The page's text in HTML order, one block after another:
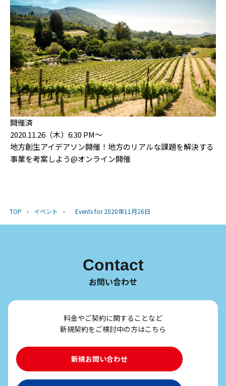
開催済
2020.11.26（木）6:30 PM〜
地方創生アイデアソン開催！地方のリアルな課題を解決する
事業を考案しよう@オンライン開催
TOP › イベント › Events for 2020年11月26日
Contact
お問い合わせ
料金やご契約に関することなど
新規契約をご検討中の方はこちら
新規お問い合わせ